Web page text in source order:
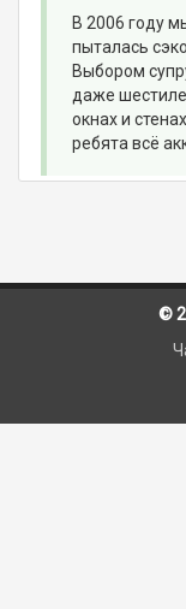
В 2006 году
пыталась
Выбором
даже
окнах и
ребята всё
©